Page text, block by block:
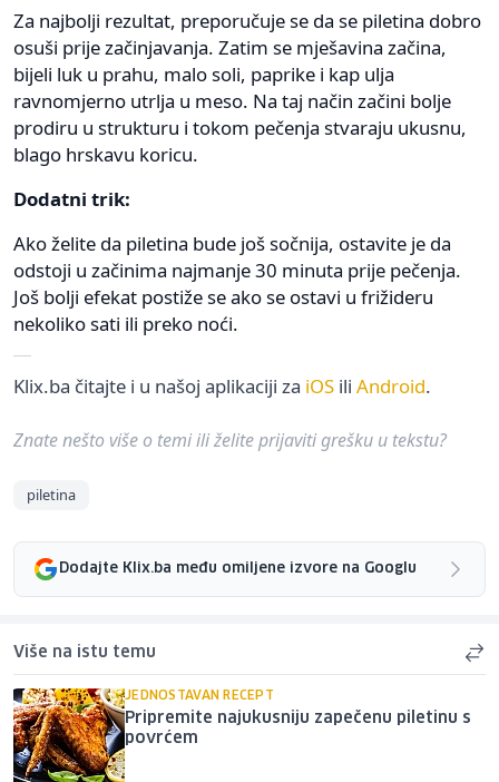
Za najbolji rezultat, preporučuje se da se piletina dobro
osuši prije začinjavanja. Zatim se mješavina začina,
bijeli luk u prahu, malo soli, paprike i kap ulja
ravnomjerno utrlja u meso. Na taj način začini bolje
prodiru u strukturu i tokom pečenja stvaraju ukusnu,
blago hrskavu koricu.
Dodatni trik:
Ako želite da piletina bude još sočnija, ostavite je da
odstoji u začinima najmanje 30 minuta prije pečenja.
Još bolji efekat postiže se ako se ostavi u frižideru
nekoliko sati ili preko noći.
Klix.ba čitajte i u našoj aplikaciji za iOS ili Android.
Znate nešto više o temi ili želite prijaviti grešku u tekstu?
piletina
Dodajte Klix.ba među omiljene izvore na Googlu
Više na istu temu
JEDNOSTAVAN RECEPT
Pripremite najukusniju zapečenu piletinu s
povrćem